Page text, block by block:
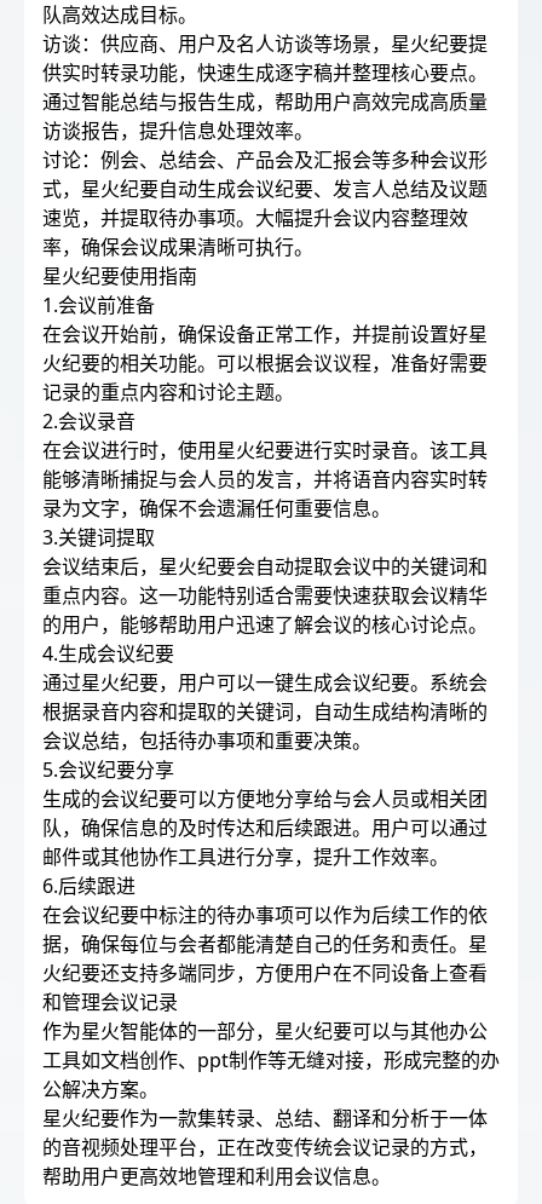
队高效达成目标。
访谈：供应商、用户及名人访谈等场景，星火纪要提
供实时转录功能，快速生成逐字稿并整理核心要点。
通过智能总结与报告生成，帮助用户高效完成高质量
访谈报告，提升信息处理效率。
讨论：例会、总结会、产品会及汇报会等多种会议形
式，星火纪要自动生成会议纪要、发言人总结及议题
速览，并提取待办事项。大幅提升会议内容整理效
率，确保会议成果清晰可执行。
星火纪要使用指南
1.会议前准备
在会议开始前，确保设备正常工作，并提前设置好星
火纪要的相关功能。可以根据会议议程，准备好需要
记录的重点内容和讨论主题。
2.会议录音
在会议进行时，使用星火纪要进行实时录音。该工具
能够清晰捕捉与会人员的发言，并将语音内容实时转
录为文字，确保不会遗漏任何重要信息。
3.关键词提取
会议结束后，星火纪要会自动提取会议中的关键词和
重点内容。这一功能特别适合需要快速获取会议精华
的用户，能够帮助用户迅速了解会议的核心讨论点。
4.生成会议纪要
通过星火纪要，用户可以一键生成会议纪要。系统会
根据录音内容和提取的关键词，自动生成结构清晰的
会议总结，包括待办事项和重要决策。
5.会议纪要分享
生成的会议纪要可以方便地分享给与会人员或相关团
队，确保信息的及时传达和后续跟进。用户可以通过
邮件或其他协作工具进行分享，提升工作效率。
6.后续跟进
在会议纪要中标注的待办事项可以作为后续工作的依
据，确保每位与会者都能清楚自己的任务和责任。星
火纪要还支持多端同步，方便用户在不同设备上查看
和管理会议记录
作为星火智能体的一部分，星火纪要可以与其他办公
工具如文档创作、ppt制作等无缝对接，形成完整的办
公解决方案。
星火纪要作为一款集转录、总结、翻译和分析于一体
的音视频处理平台，正在改变传统会议记录的方式，
帮助用户更高效地管理和利用会议信息。